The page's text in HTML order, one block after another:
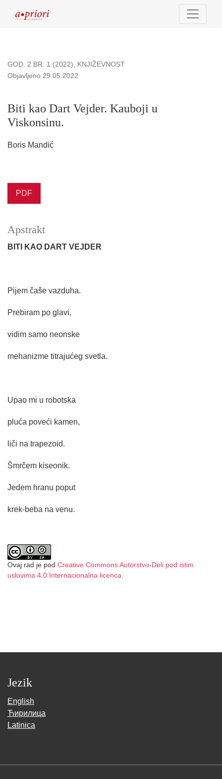
GOD. 2 BR. 1 (2022), KNJIŽEVNOST
Biti kao Dart Vejder. Kauboji u
Viskonsinu.
Objavljeno 29.05.2022
Boris Mandić
PDF
Apstrakt
BITI KAO DART VEJDER
Pijem čaše vazduha.
Prebiram po glavi,
vidim samo neonske
mehanizme titrajućeg svetla.
Upao mi u robotska
pluća poveći kamen,
liči na trapezoid.
Šmrčem kiseonik.
Jedem hranu poput
krek-beba na venu.
Ovaj rad je pod Creative Commons Autorstvo-Deli pod istim
uslovima 4.0 Internacionalna licenca.
Jezik
English
Ћирилица
Latinica